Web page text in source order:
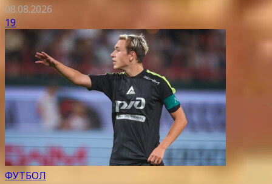
08.08.2026
19
ФУТБОЛ